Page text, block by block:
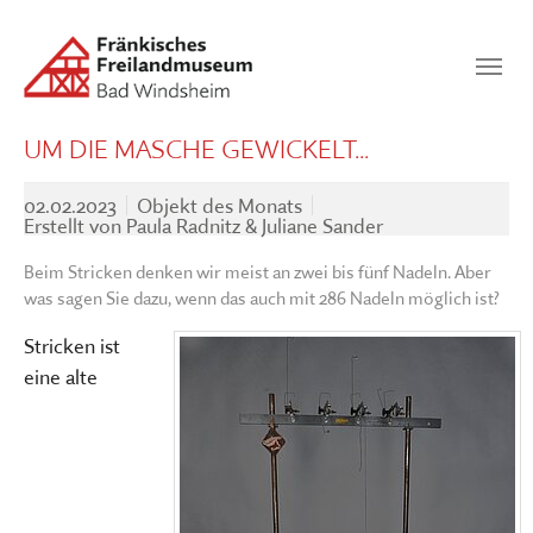
SUCHEN
UM DIE MASCHE GEWICKELT...
02.02.2023
Objekt des Monats
Erstellt von Paula Radnitz & Juliane Sander
Beim Stricken denken wir meist an zwei bis fünf Nadeln. Aber
was sagen Sie dazu, wenn das auch mit 286 Nadeln möglich ist?
Stricken ist
eine alte